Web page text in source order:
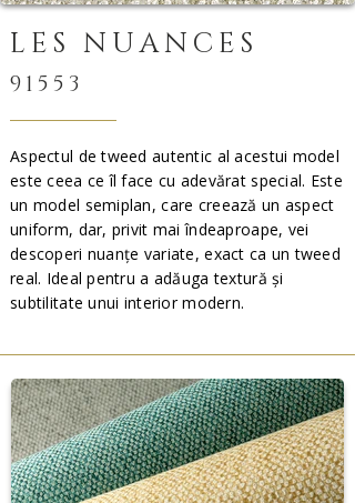
LES NUANCES
91553
Aspectul de tweed autentic al acestui model
este ceea ce îl face cu adevărat special. Este
un model semiplan, care creează un aspect
uniform, dar, privit mai îndeaproape, vei
descoperi nuanțe variate, exact ca un tweed
real. Ideal pentru a adăuga textură și
subtilitate unui interior modern.